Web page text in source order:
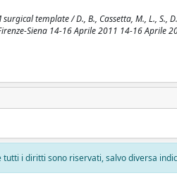
template / D., B., Cassetta, M., L., S.,
Siena 14-16 Aprile 2011 14-16 Aprile
i diritti sono riservati, salvo diversa